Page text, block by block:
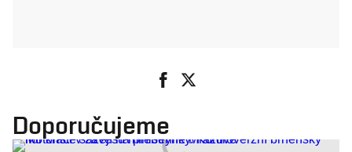
Doporučujeme